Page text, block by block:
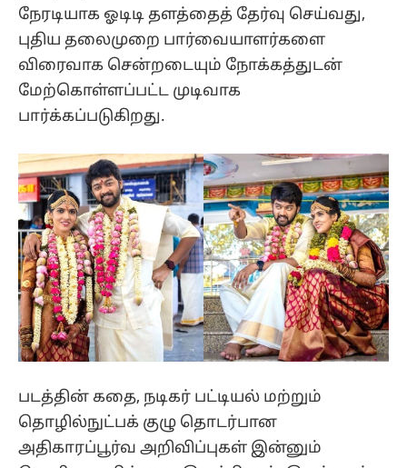
நேரடியாக ஓடிடி தளத்தைத் தேர்வு செய்வது,
புதிய தலைமுறை பார்வையாளர்களை
விரைவாக சென்றடையும் நோக்கத்துடன்
மேற்கொள்ளப்பட்ட முடிவாக
பார்க்கப்படுகிறது.
படத்தின் கதை, நடிகர் பட்டியல் மற்றும்
தொழில்நுட்பக் குழு தொடர்பான
அதிகாரப்பூர்வ அறிவிப்புகள் இன்னும்